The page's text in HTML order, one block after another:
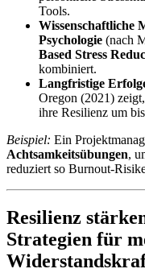
Tools.
Wissenschaftliche
Psychologie (nach
Based Stress
kombiniert.
Langfristige
Oregon (2021)
ihre Resilienz um
Beispiel: Ein
Achtsamkeitsübungen,
reduziert so Burnout-
Resilienz
Strategien für